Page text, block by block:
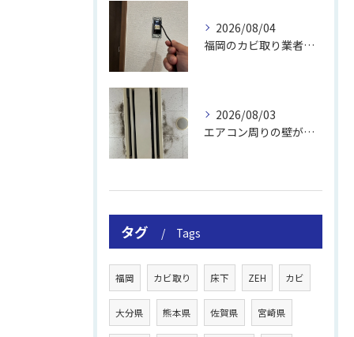
2026/08/04
福岡のカビ取り業者おすすめの選び方と費用
2026/08/03
エアコン周りの壁が結露しやすい理由
タグ Tags
福岡 カビ取り 床下 ZEH カビ
大分県 熊本県 佐賀県 宮崎県